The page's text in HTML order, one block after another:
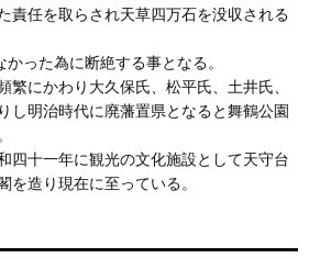
責任を取らされ天草四万石を没収される
った為に断絶する事となる。
繁にかわり大久保氏、松平氏、土井氏、
し明治時代に廃藩置県となると舞鶴公園
四十一年に観光の文化施設として天守台
を造り現在に至っている。